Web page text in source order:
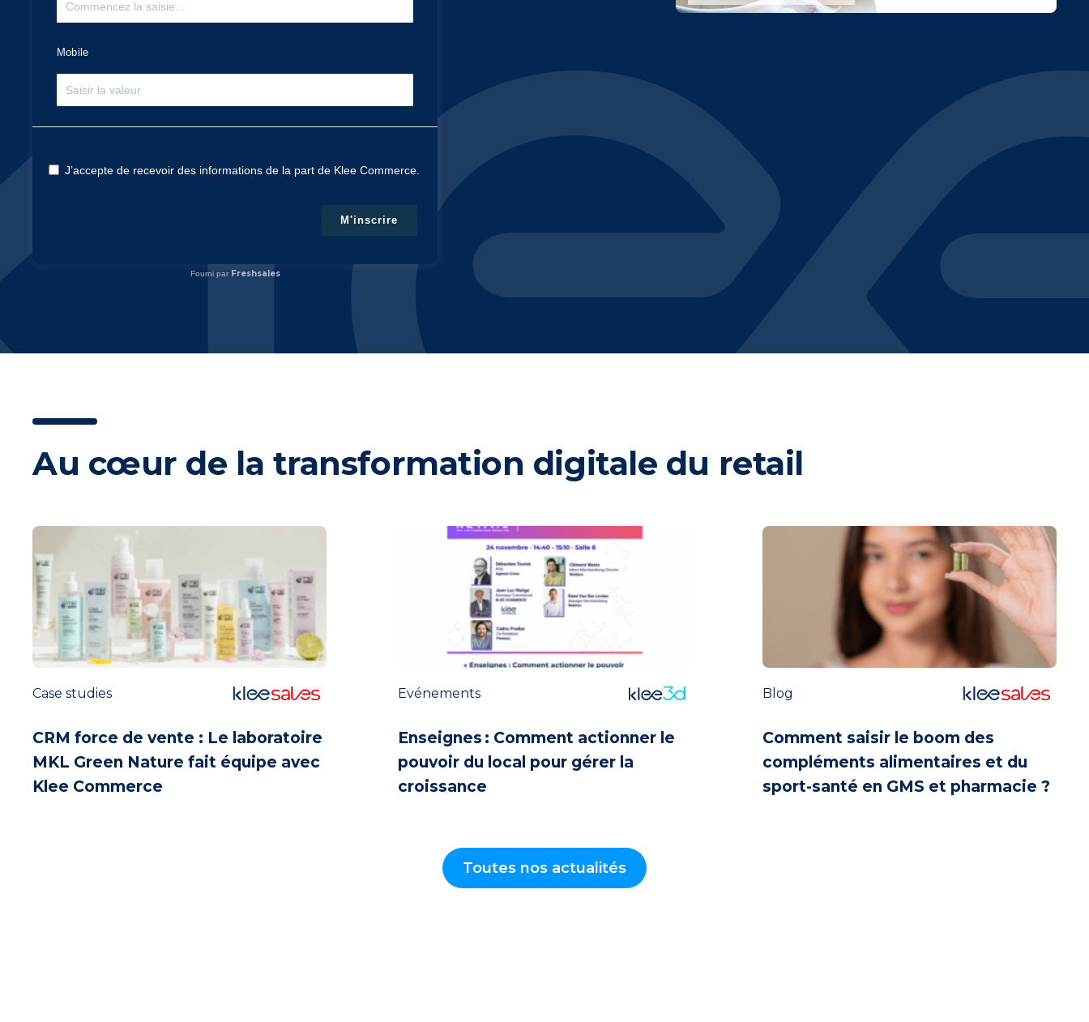
Mobile
J’accepte de recevoir des informations de la part de Klee Commerce.
M'inscrire
Fourni par Freshsales
Au cœur de la transformation digitale du retail
Case studies
CRM force de vente : Le laboratoire
MKL Green Nature fait équipe avec
Klee Commerce
Evénements
Enseignes : Comment actionner le
pouvoir du local pour gérer la
croissance
Blog
Comment saisir le boom des
compléments alimentaires et du
sport-santé en GMS et pharmacie ?
Toutes nos actualités